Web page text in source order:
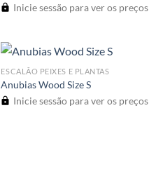
Inicie sessão para ver os preços
ESCALÃO PEIXES E PLANTAS
Anubias Wood Size S
Inicie sessão para ver os preços